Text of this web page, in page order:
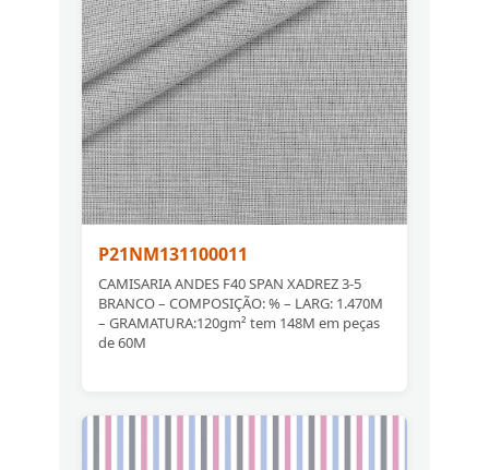
P21NM131100011
CAMISARIA ANDES F40 SPAN XADREZ 3-5
BRANCO – COMPOSIÇÃO: % – LARG: 1.470M
– GRAMATURA:120gm² tem 148M em peças
de 60M